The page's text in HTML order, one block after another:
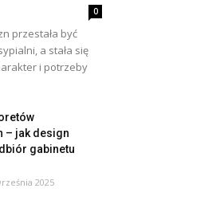
0
przestała być
a stała się
i potrzeby
– jak design
gabinetu
2025